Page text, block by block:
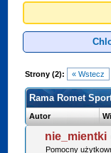
Strony (2): « Wstecz
Rama Romet
Autor
nie_mientki
Pomocny